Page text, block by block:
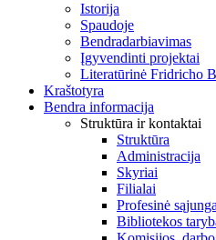
Istorija
Spaudoje
Bendradarbiavimas
Įgyvendinti projektai
Literatūrinė Fridricho
Kraštotyra
Bendra informacija
Struktūra ir kontaktai
Struktūra
Administracija
Skyriai
Filialai
Profesinė sąjunga
Bibliotekos